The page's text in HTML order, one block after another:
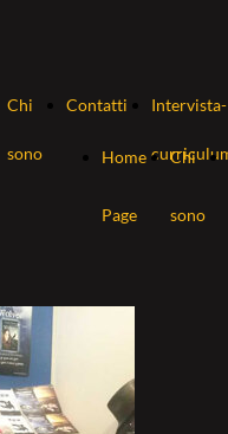
Chi
sono
Contatti Intervista-
Home
Page
Chi
sono